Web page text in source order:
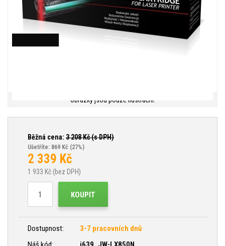
Obrázky jsou pouze ilustrační.
Běžná cena: 3 208Kč (s DPH)
Ušetříte: 869 Kč (27%)
2 339 Kč
1 933 Kč (bez DPH)
KOUPIT
Dostupnost:
3-7 pracovních dnů